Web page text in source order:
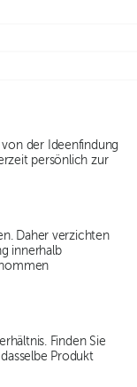
der Ideenfindung
persönlich zur
Daher verzichten
innerhalb
Finden Sie
Produkt